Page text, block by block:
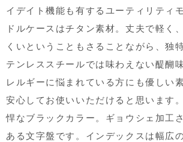
イデイト機能も有するユーティリティ
ドルケースはチタン素材。丈夫で軽く
くいということもさることながら、独
テンレススチールでは味わえない醍醐
レルギーに悩まれている方にも優しい
安心してお使いいただけると思います
悍なブラックカラー。ギョウシェ加工
ある文字盤です。インデックスは幅広